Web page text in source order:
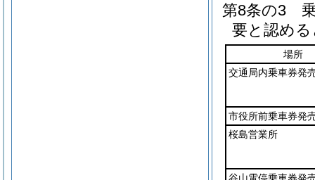
第8条の3
要と認め
場所
交通局内乗車券発
市役所前乗車券発
桜島営業所